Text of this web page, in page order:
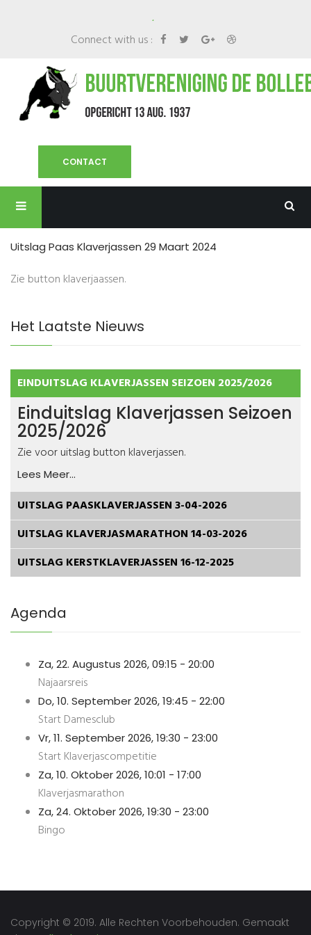
.
Connect with us :
CONTACT
Uitslag Paas Klaverjassen 29 Maart 2024
Zie button klaverjaassen.
Het Laatste Nieuws
EINDUITSLAG KLAVERJASSEN SEIZOEN 2025/2026
Einduitslag Klaverjassen Seizoen
2025/2026
Zie voor uitslag button klaverjassen.
Lees Meer...
UITSLAG PAASKLAVERJASSEN 3-04-2026
UITSLAG KLAVERJASMARATHON 14-03-2026
UITSLAG KERSTKLAVERJASSEN 16-12-2025
Agenda
Za, 22. Augustus 2026,09:15 - 20:00
Najaarsreis
Do, 10. September 2026,19:45 - 22:00
Start Damesclub
Vr, 11. September 2026,19:30 - 23:00
Start Klaverjascompetitie
Za, 10. Oktober 2026,10:01 - 17:00
Klaverjasmarathon
Za, 24. Oktober 2026,19:30 - 23:00
Bingo
Copyright © 2019. Alle Rechten Voorbehouden. Gemaakt